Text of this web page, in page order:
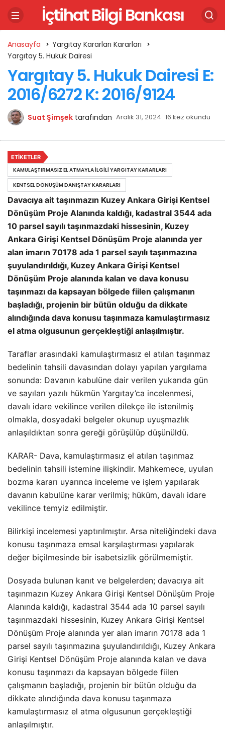
İçtihat Bilgi Bankası
Anasayfa
Yargıtay Kararları Kararları
Yargıtay 5. Hukuk Dairesi
Yargıtay 5. Hukuk Dairesi E:
2016/6272 K: 2016/9124
Suat Şimşek tarafından Aralık 31, 2024 16 kez okundu
Davacıya ait taşınmazın Kuzey Ankara Girişi Kentsel
Dönüşüm Proje Alanında kaldığı, kadastral 3544 ada
10 parsel sayılı taşınmazdaki hissesinin, Kuzey
Ankara Girişi Kentsel Dönüşüm Proje alanında yer
alan imarın 70178 ada 1 parsel sayılı taşınmazına
şuyulandırıldığı, Kuzey Ankara Girişi Kentsel
Dönüşüm Proje alanında kalan ve dava konusu
taşınmazı da kapsayan bölgede fiilen çalışmanın
başladığı, projenin bir bütün olduğu da dikkate
alındığında dava konusu taşınmaza kamulaştırmasız
el atma olgusunun gerçekleştiği anlaşılmıştır.
Taraflar arasındaki kamulaştırmasız el atılan taşınmaz
bedelinin tahsili davasından dolayı yapılan yargılama
sonunda: Davanın kabulüne dair verilen yukarıda gün
ve sayıları yazılı hükmün Yargıtay’ca incelenmesi,
davalı idare vekilince verilen dilekçe ile istenilmiş
olmakla, dosyadaki belgeler okunup uyuşmazlık
anlaşıldıktan sonra gereği görüşülüp düşünüldü.
KARAR- Dava, kamulaştırmasız el atılan taşınmaz
bedelinin tahsili istemine ilişkindir. Mahkemece, uyulan
bozma kararı uyarınca inceleme ve işlem yapılarak
davanın kabulüne karar verilmiş; hüküm, davalı idare
vekilince temyiz edilmiştir.
Bilirkişi incelemesi yaptırılmıştır. Arsa niteliğindeki dava
konusu taşınmaza emsal karşılaştırması yapılarak
değer biçilmesinde bir isabetsizlik görülmemiştir.
Dosyada bulunan kanıt ve belgelerden; davacıya ait
taşınmazın Kuzey Ankara Girişi Kentsel Dönüşüm Proje
Alanında kaldığı, kadastral 3544 ada 10 parsel sayılı
taşınmazdaki hissesinin, Kuzey Ankara Girişi Kentsel
Dönüşüm Proje alanında yer alan imarın 70178 ada 1
parsel sayılı taşınmazına şuyulandırıldığı, Kuzey Ankara
Girişi Kentsel Dönüşüm Proje alanında kalan ve dava
konusu taşınmazı da kapsayan bölgede fiilen
çalışmanın başladığı, projenin bir bütün olduğu da
dikkate alındığında dava konusu taşınmaza
kamulaştırmasız el atma olgusunun gerçekleştiği
anlaşılmıştır.
ETIKETLER
KAMULAŞTIRMASIZ EL ATMAYLA İLGILI YARGITAY KARARLARI
KENTSEL DÖNÜŞÜM DANIŞTAY KARARLARI